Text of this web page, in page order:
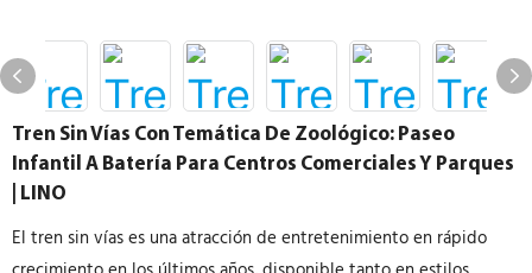
Tren Sin Vías Con Temática De Zoológico: Paseo
Infantil A Batería Para Centros Comerciales Y Parques
| LINO
El tren sin vías es una atracción de entretenimiento en rápido